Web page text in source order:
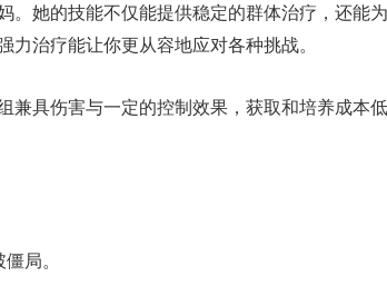
。她的技能不仅能提供稳定的群体治疗，还能
治疗能让你更从容地应对各种挑战。
兼具伤害与一定的控制效果，获取和培养成本
局。